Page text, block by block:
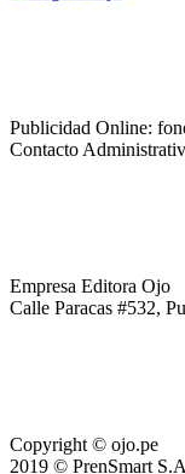
Publicidad Online:
Contacto
Empresa Editora Ojo
Calle Paracas #532,
Copyright © ojo.pe
2019 © PrenSmart